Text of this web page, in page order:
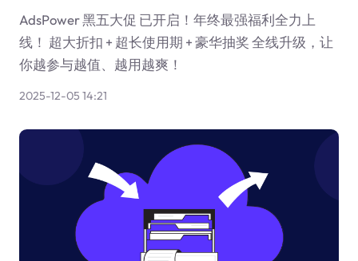
AdsPower 黑五大促 已开启！年终最强福利全力上
线！ 超大折扣 + 超长使用期 + 豪华抽奖 全线升级，让
你越参与越值、越用越爽！
2025-12-05 14:21